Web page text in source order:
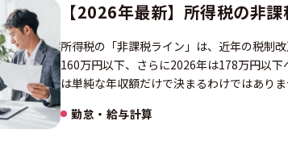
【2026年最新】所得税の非
所得税の「非課税ライン」は、近年の税制
160万円以下、さらに2026年は178万円以
は単純な年収額だけで決まるわけではあり
勤怠・給与計算